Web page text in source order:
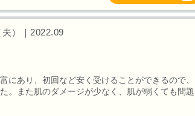
）｜2022.09
にあり、初回など安く受けることができるので、
。また肌のダメージが少なく、肌が弱くても問題